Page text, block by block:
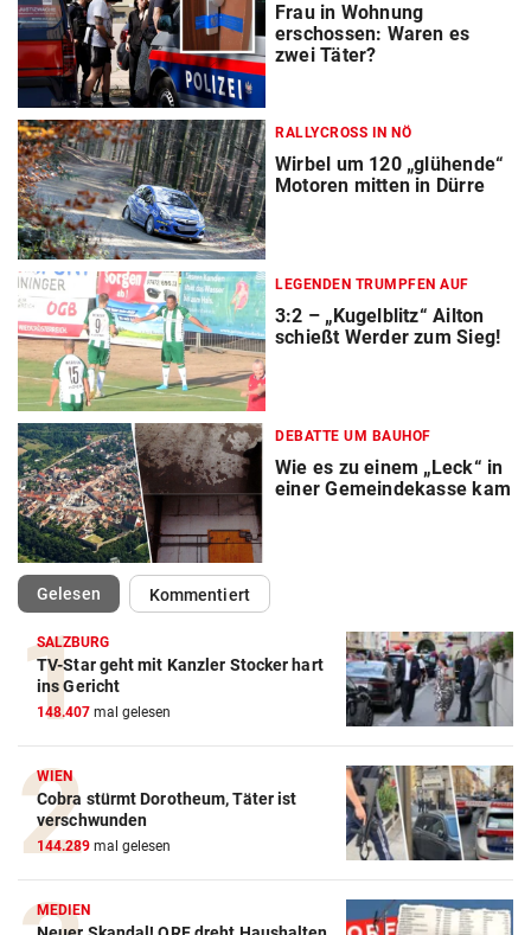
Frau in Wohnung
erschossen: Waren es
zwei Täter?
RALLYCROSS IN NÖ
Wirbel um 120 „glühende“
Motoren mitten in Dürre
LEGENDEN TRUMPFEN AUF
3:2 – „Kugelblitz“ Ailton
schießt Werder zum Sieg!
DEBATTE UM BAUHOF
Wie es zu einem „Leck“ in
einer Gemeindekasse kam
Gelesen(ausgewählt)Kommentiert
SALZBURG
TV-Star geht mit Kanzler Stocker hart
ins Gericht
148.407 mal gelesen
WIEN
Cobra stürmt Dorotheum, Täter ist
verschwunden
144.289 mal gelesen
MEDIEN